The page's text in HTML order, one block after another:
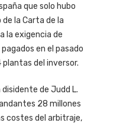
que solo hubo
la Carta de la
la exigencia de
en el pasado
del inversor.
disidente de Judd L.
28 millones
costes del arbitraje,